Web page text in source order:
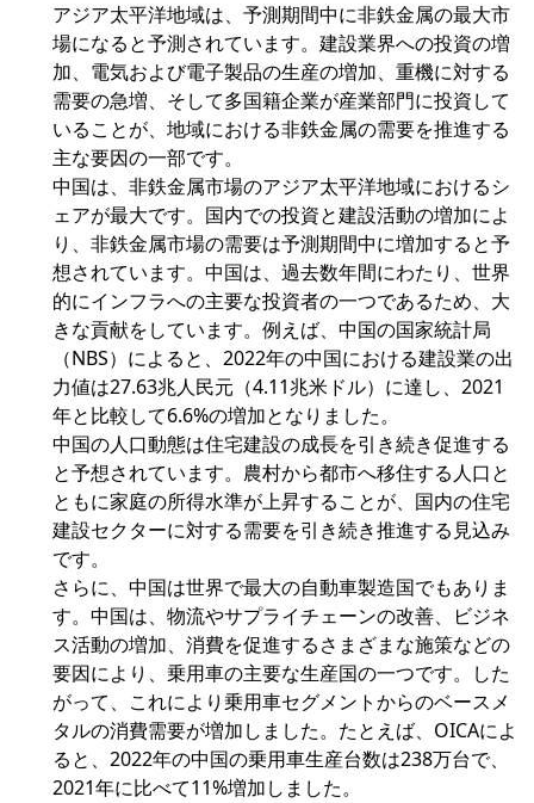
アジア太平洋地域は、予測期間中に非鉄金属の最大市
場になると予測されています。建設業界への投資の増
加、電気および電子製品の生産の増加、重機に対する
需要の急増、そして多国籍企業が産業部門に投資して
いることが、地域における非鉄金属の需要を推進する
主な要因の一部です。
中国は、非鉄金属市場のアジア太平洋地域におけるシ
ェアが最大です。国内での投資と建設活動の増加によ
り、非鉄金属市場の需要は予測期間中に増加すると予
想されています。中国は、過去数年間にわたり、世界
的にインフラへの主要な投資者の一つであるため、大
きな貢献をしています。例えば、中国の国家統計局
（NBS）によると、2022年の中国における建設業の出
力値は27.63兆人民元（4.11兆米ドル）に達し、2021
年と比較して6.6%の増加となりました。
中国の人口動態は住宅建設の成長を引き続き促進する
と予想されています。農村から都市へ移住する人口と
ともに家庭の所得水準が上昇することが、国内の住宅
建設セクターに対する需要を引き続き推進する見込み
です。
さらに、中国は世界で最大の自動車製造国でもありま
す。中国は、物流やサプライチェーンの改善、ビジネ
ス活動の増加、消費を促進するさまざまな施策などの
要因により、乗用車の主要な生産国の一つです。した
がって、これにより乗用車セグメントからのベースメ
タルの消費需要が増加しました。たとえば、OICAによ
ると、2022年の中国の乗用車生産台数は238万台で、
2021年に比べて11%増加しました。